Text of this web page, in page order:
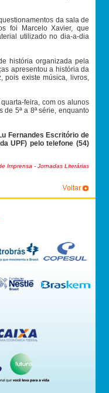
da sala de
foi Marcelo Xavier, que
utilizado no dia-a-dia
história organizada pela
apresentou a história da
pois existe música, livros,
feira, com os alunos
de 5ª a 8ª série, enquanto
Fernandes Escritório de
UPF) pelo telefone (54)
Imprensa - Jornadas Literárias